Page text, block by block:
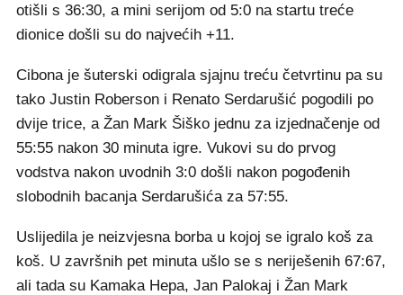
otišli s 36:30, a mini serijom od 5:0 na startu treće
dionice došli su do najvećih +11.
Cibona je šuterski odigrala sjajnu treću četvrtinu pa su
tako Justin Roberson i Renato Serdarušić pogodili po
dvije trice, a Žan Mark Šiško jednu za izjednačenje od
55:55 nakon 30 minuta igre. Vukovi su do prvog
vodstva nakon uvodnih 3:0 došli nakon pogođenih
slobodnih bacanja Serdarušića za 57:55.
Uslijedila je neizvjesna borba u kojoj se igralo koš za
koš. U završnih pet minuta ušlo se s neriješenih 67:67,
ali tada su Kamaka Hepa, Jan Palokaj i Žan Mark